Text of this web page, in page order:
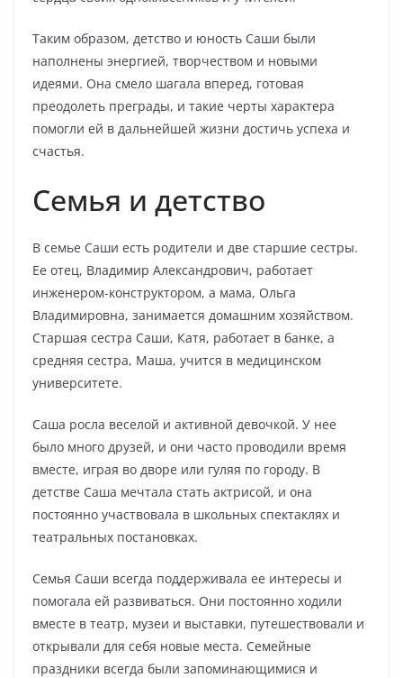
Таким образом, детство и юность Саши были
наполнены энергией, творчеством и новыми
идеями. Она смело шагала вперед, готовая
преодолеть преграды, и такие черты характера
помогли ей в дальнейшей жизни достичь успеха и
счастья.
Семья и детство
В семье Саши есть родители и две старшие сестры.
Ее отец, Владимир Александрович, работает
инженером-конструктором, а мама, Ольга
Владимировна, занимается домашним хозяйством.
Старшая сестра Саши, Катя, работает в банке, а
средняя сестра, Маша, учится в медицинском
университете.
Саша росла веселой и активной девочкой. У нее
было много друзей, и они часто проводили время
вместе, играя во дворе или гуляя по городу. В
детстве Саша мечтала стать актрисой, и она
постоянно участвовала в школьных спектаклях и
театральных постановках.
Семья Саши всегда поддерживала ее интересы и
помогала ей развиваться. Они постоянно ходили
вместе в театр, музеи и выставки, путешествовали и
открывали для себя новые места. Семейные
праздники всегда были запоминающимися и